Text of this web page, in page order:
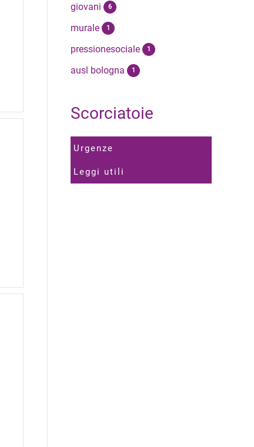
giovani 6
murale 1
pressionesociale 1
ausl bologna 1
Scorciatoie
Urgenze
Leggi utili